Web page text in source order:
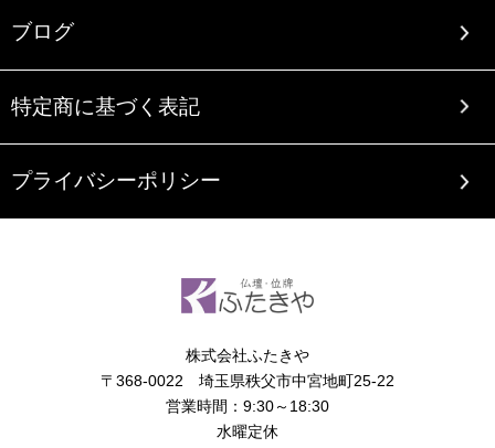
ブログ
特定商に基づく表記
プライバシーポリシー
株式会社ふたきや
〒368-0022 埼玉県秩父市中宮地町25-22
営業時間：9:30～18:30
水曜定休